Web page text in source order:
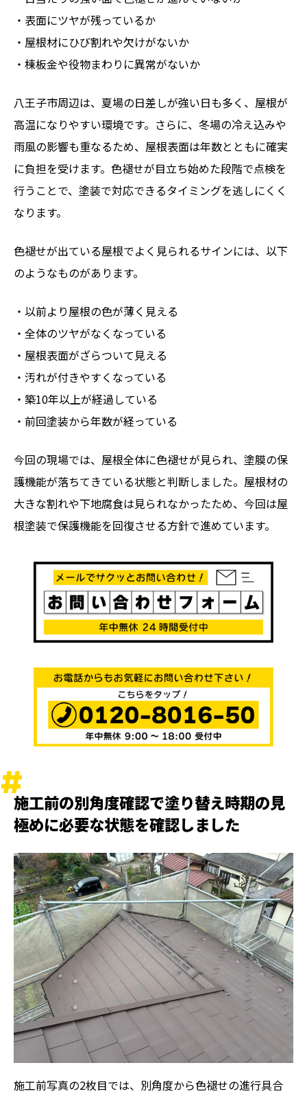
・表面にツヤが残っているか
・屋根材にひび割れや欠けがないか
・棟板金や役物まわりに異常がないか
八王子市周辺は、夏場の日差しが強い日も多く、屋根が
高温になりやすい環境です。さらに、冬場の冷え込みや
雨風の影響も重なるため、屋根表面は年数とともに確実
に負担を受けます。色褪せが目立ち始めた段階で点検を
行うことで、塗装で対応できるタイミングを逃しにくく
なります。
色褪せが出ている屋根でよく見られるサインには、以下
のようなものがあります。
・以前より屋根の色が薄く見える
・全体のツヤがなくなっている
・屋根表面がざらついて見える
・汚れが付きやすくなっている
・築10年以上が経過している
・前回塗装から年数が経っている
今回の現場では、屋根全体に色褪せが見られ、塗膜の保
護機能が落ちてきている状態と判断しました。屋根材の
大きな割れや下地腐食は見られなかったため、今回は屋
根塗装で保護機能を回復させる方針で進めています。
施工前の別角度確認で塗り替え時期の見
極めに必要な状態を確認しました
施工前写真の2枚目では、別角度から色褪せの進行具合